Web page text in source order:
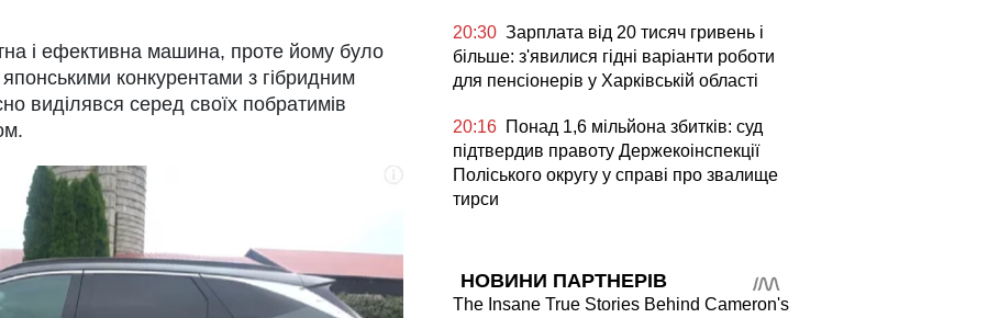
і ефективна машина, проте йому було
конкурентами з гібридним
виділявся серед своїх побратимів
20:30 Зарплата від 20 тисяч гривень і
більше: з'явилися гідні варіанти роботи
для пенсіонерів у Харківській області
20:16 Понад 1,6 мільйона збитків: суд
підтвердив правоту Держекоінспекції
Поліського округу у справі про звалище
тирси
НОВИНИ ПАРТНЕРІВ
The Insane True Stories Behind Cameron's